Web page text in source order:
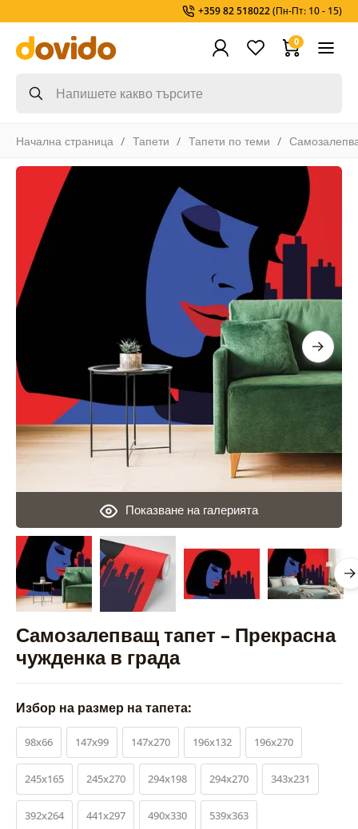
+359 82 518022(Пн-Пт: 10 - 15)
0
Начална страница Тапети Тапети по теми
Самозалепващ тапет – Прекрасна
чужденка в града
Показване на галерията
Избор на размер на тапета:
98x66 147x99 147x270 196x132 196x270
245x165 245x270 294x198 294x270 343x231
392x264 441x297 490x330 539x363